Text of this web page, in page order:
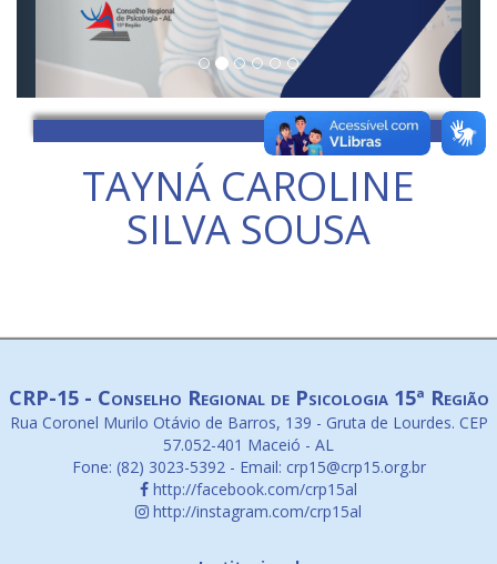
TAYNÁ CAROLINE
SILVA SOUSA
CRP-15 - Conselho Regional de Psicologia 15ª Região
Rua Coronel Murilo Otávio de Barros, 139 - Gruta de Lourdes. CEP
57.052-401 Maceió - AL
Fone: (82) 3023-5392 - Email: crp15@crp15.org.br
http://facebook.com/crp15al
http://instagram.com/crp15al